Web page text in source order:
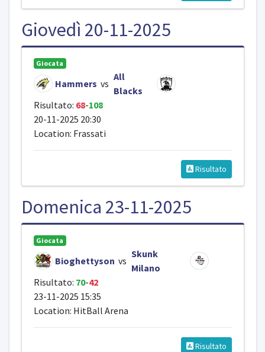
Giovedì 20-11-2025
Giocata
Hammers vs
All
Blacks
Risultato: 68-108
20-11-2025 20:30
Location: Frassati
Risultato
Domenica 23-11-2025
Giocata
Bioghettyson vs
Skunk
Milano
Risultato: 70-42
23-11-2025 15:35
Location: HitBall Arena
Risultato